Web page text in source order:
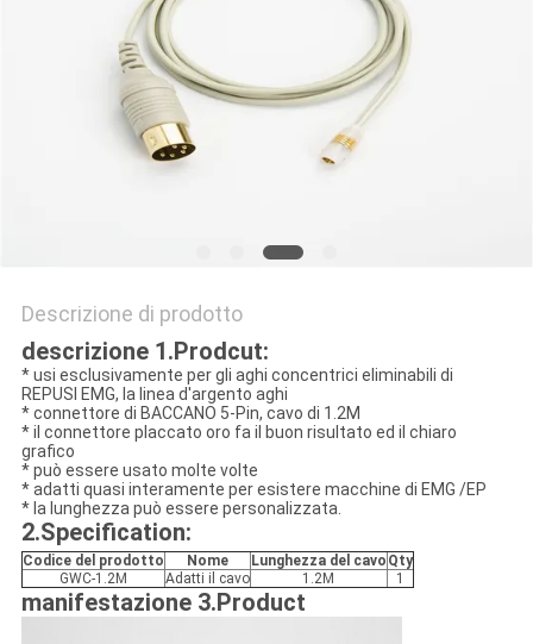
PRIVACY
Descrizione di prodotto
descrizione 1.Prodcut:
* usi esclusivamente per gli aghi concentrici eliminabili di
REPUSI EMG, la linea d'argento aghi
* connettore di BACCANO 5-Pin, cavo di 1.2M
* il connettore placcato oro fa il buon risultato ed il chiaro
grafico
* può essere usato molte volte
* adatti quasi interamente per esistere macchine di EMG /EP
* la lunghezza può essere personalizzata.
2.Specification:
Codice del prodotto Nome Lunghezza del cavo Qty
GWC-1.2M
Adatti il cavo 1.2M 1
manifestazione 3.Product